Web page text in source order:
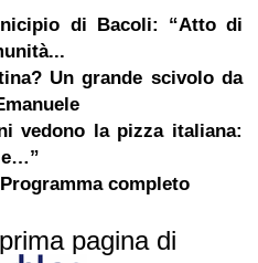
di Bacoli: “Atto di
Un grande scivolo da
vedono la pizza italiana:
e…”
completo
pagina di